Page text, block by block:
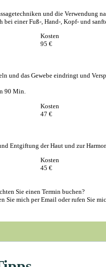
und die Verwendung
einer Fuß-, Hand-, Kopf- und
Kosten
95 €
und das Gewebe eindringt und
90 Min.
Kosten
47 €
der Haut und zur
Kosten
45 €
Sie einen Termin buchen?
Sie mich per Email oder rufen Sie